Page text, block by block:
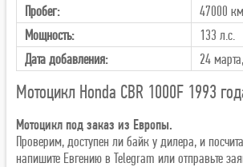
Пробег:
47000 км
Мощность:
133 л.с.
Дата добавления:
24
Мотоцикл Honda CBR 1000F 1993
Мотоцикл под заказ из Европы.
Проверим, доступен ли байк у дилера, и
напишите Евгению в Telegram или отправьте